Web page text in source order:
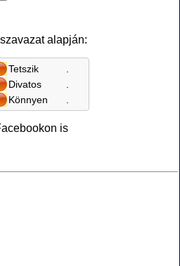
szavazat alapján:
Tetszik
Divatos
Könnyen
is